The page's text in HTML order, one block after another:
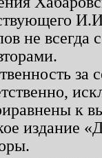
не
к
издание